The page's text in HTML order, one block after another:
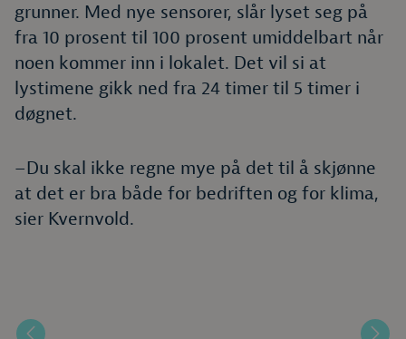
grunner. Med nye sensorer, slår lyset seg på
fra 10 prosent til 100 prosent umiddelbart når
noen kommer inn i lokalet. Det vil si at
lystimene gikk ned fra 24 timer til 5 timer i
døgnet.
–Du skal ikke regne mye på det til å skjønne
at det er bra både for bedriften og for klima,
sier Kvernvold.